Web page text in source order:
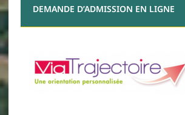
DEMANDE D’ADMISSION EN LIGNE